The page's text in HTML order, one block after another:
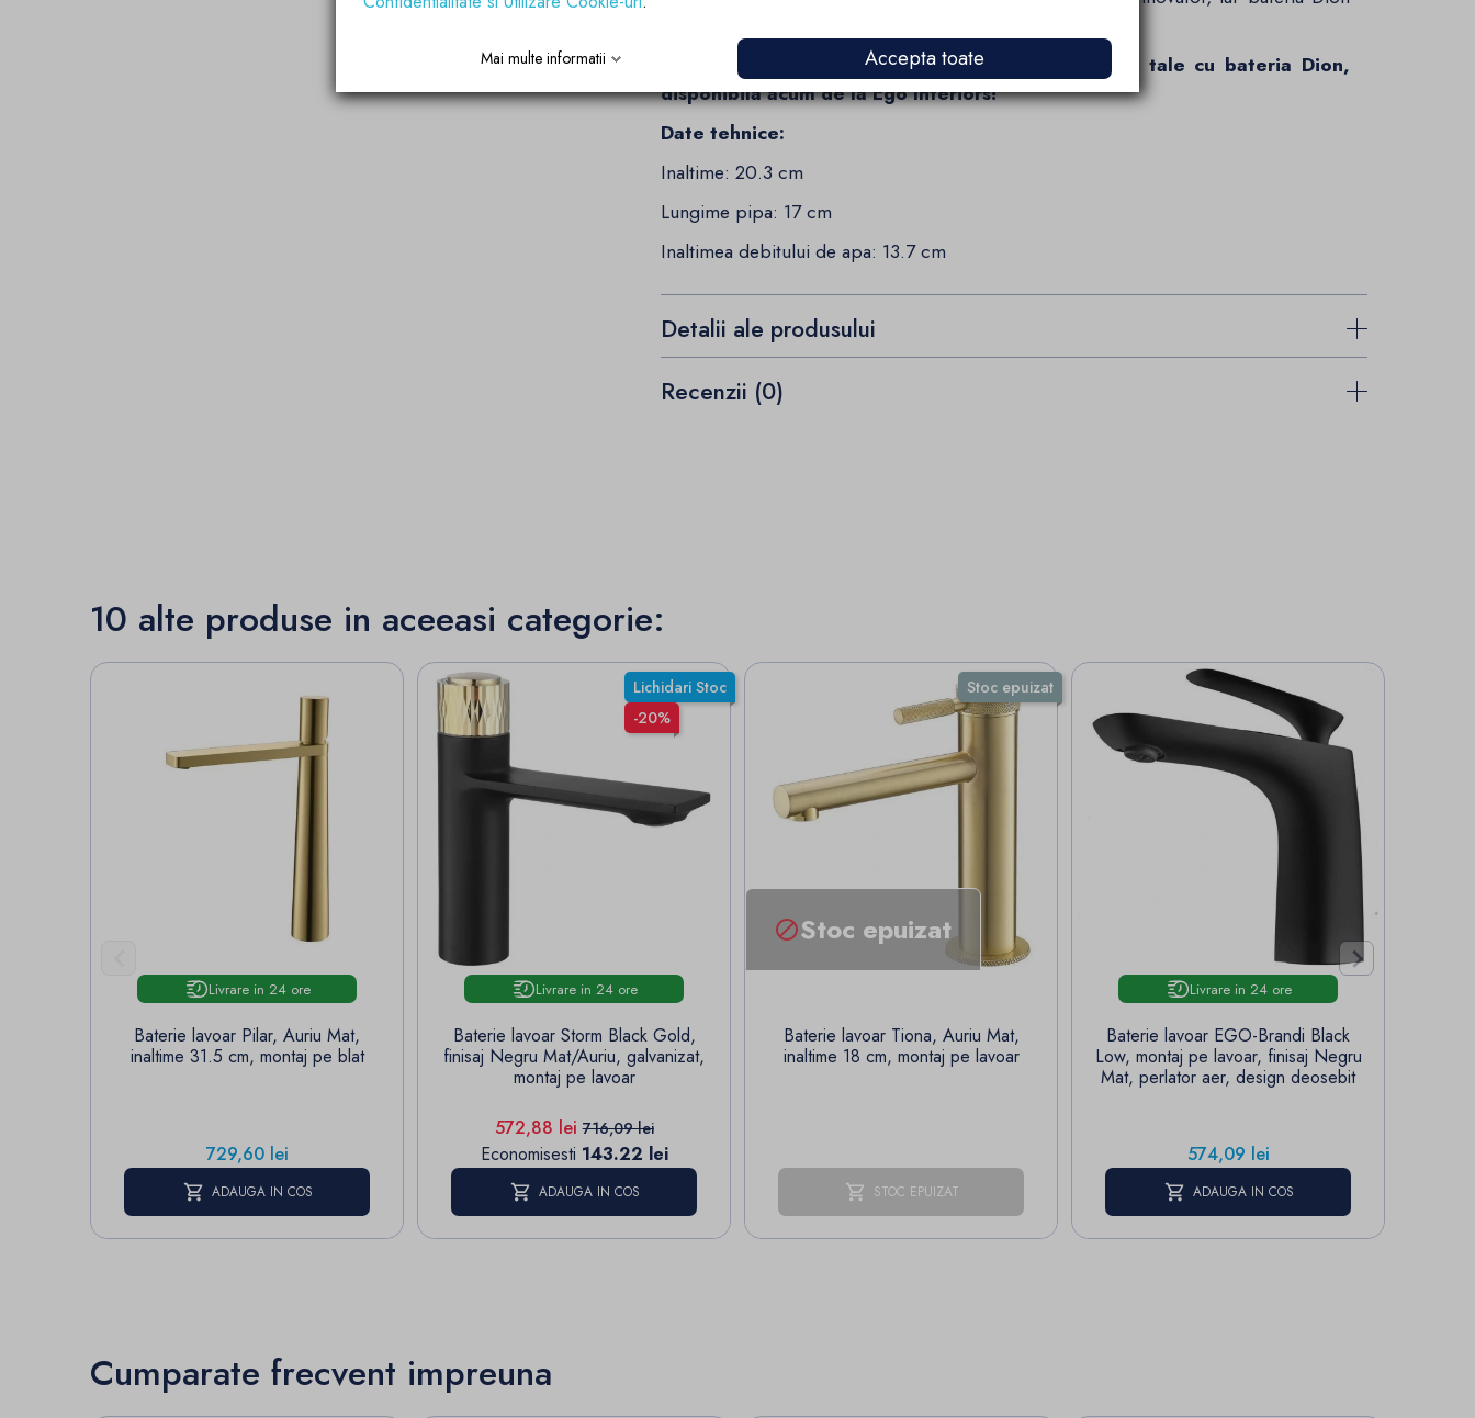
Adauga un strop de eleganta si modernitate baii tale cu bateria Dion,
disponibila acum de la Ego Interiors!
Date tehnice:
Inaltime: 20.3 cm
Lungime pipa: 17 cm
Inaltimea debitului de apa: 13.7 cm
Detalii ale produsului
Recenzii (0)
10 alte produse in aceeasi categorie:
Livrare in 24 ore
Baterie lavoar Pilar, Auriu Mat,
inaltime 31.5 cm, montaj pe blat
Pret
729,60 lei
ADAUGA IN COS
Lichidari Stoc
-20%
Livrare in 24 ore
Baterie lavoar Storm Black Gold,
finisaj Negru Mat/Auriu, galvanizat,
montaj pe lavoar
Pret
572,88 leiPret de baza
716,09 lei
Economisesti 143.22 lei
ADAUGA IN COS
Stoc epuizat
Stoc epuizat
Baterie lavoar Tiona, Auriu Mat,
inaltime 18 cm, montaj pe lavoar
STOC EPUIZAT
Livrare in 24 ore
Baterie lavoar EGO-Brandi Black
Low, montaj pe lavoar, finisaj Negru
Mat, perlator aer, design deosebit
Pret
574,09 lei
ADAUGA IN COS

Cumparate frecvent impreuna
Mai multe informatii Accepta toate